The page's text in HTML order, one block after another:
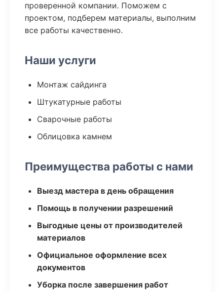
проверенной компании. Поможем с
проектом, подберем материалы, выполним
все работы качественно.
Наши услуги
Монтаж сайдинга
Штукатурные работы
Сварочные работы
Облицовка камнем
Преимущества работы с нами
Выезд мастера в день обращения
Помощь в получении разрешений
Выгодные цены от производителей
материалов
Официальное оформление всех
документов
Уборка после завершения работ